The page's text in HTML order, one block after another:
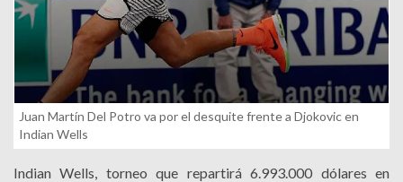
Juan Martín Del Potro va por el desquite frente a Djokovic en
Indian Wells
Indian Wells, torneo que repartirá 6.993.000 dólares en